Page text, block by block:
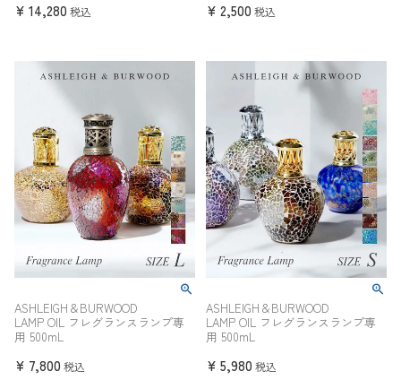
¥ 14,280 税込 ¥ 2,500 税込
ASHLEIGH＆BURWOOD
LAMP OIL フレグランスランプ専
用 500mL
¥ 7,800 税込
ASHLEIGH＆BURWOOD
LAMP OIL フレグランスランプ専
用 500mL
¥ 5,980 税込